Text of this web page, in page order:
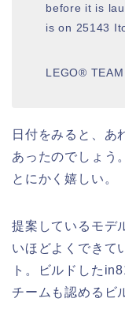
before it is
is on 25143
LEGO®
日付をみると、あ
あったのでしょう。
とにかく嬉しい。
提案しているモデ
いほどよくできて
ト。ビルドした
チームも認めるビ